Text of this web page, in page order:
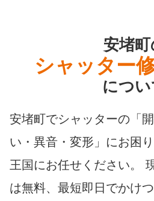
安堵
シャッター
につい
安堵町でシャッターの「
い・異音・変形」にお困
王国にお任せください。
は無料、最短即日でかけ